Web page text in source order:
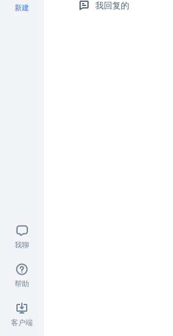
新建
我聊
帮助
客户端
我回复的